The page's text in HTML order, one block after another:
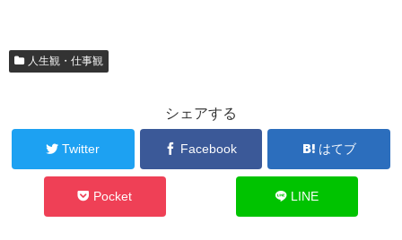
人生観・仕事観
シェアする
Twitter Facebook はてブ
Pocket LINE